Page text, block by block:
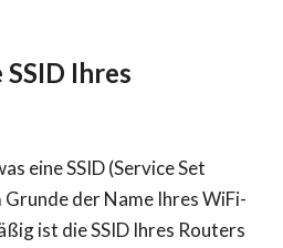
Ihres
eine SSID (Service Set
der Name Ihres WiFi-
ist die SSID Ihres Routers